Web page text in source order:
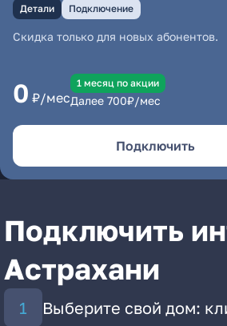
Детали Подключение
Скидка только для новых абонентов.
0 ₽/мес
1 месяц по акции
Далее 700₽/мес
Подключить
Подключить
Астрахани
Выберите свой дом: